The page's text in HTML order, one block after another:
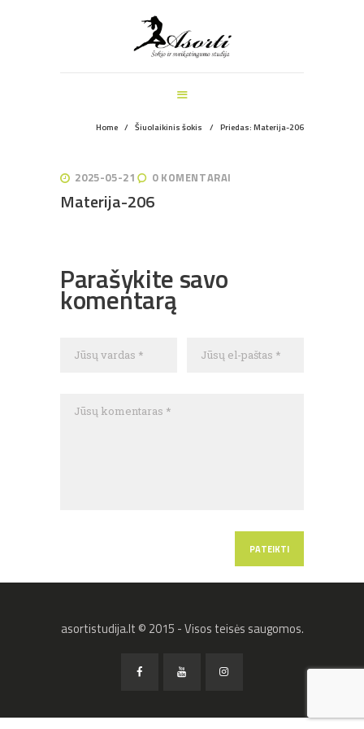
Home Šiuolaikinis šokis Priedas: Materija-206
ŠOKIO IR SVEIKATINGUMO STUDIJA
PAGRINDINIS
ŠOKIŲ UŽSIĖMIMAI
VEIKLOS ŠVENTĖMS
APIE MUS
REGISTRACIJA
2025-05-21 0 KOMENTARAI
Materija-206
tarp
įrašų
Parašykite savo
komentarą
asortistudija.lt © 2015 - Visos teisės saugomos.